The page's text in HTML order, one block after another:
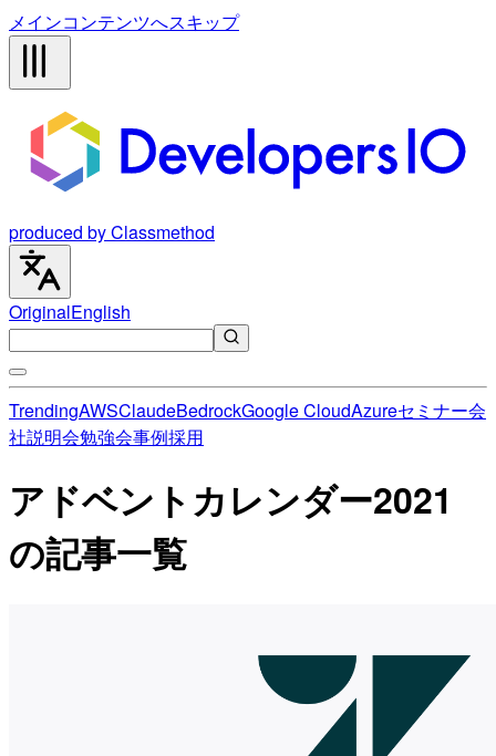
メインコンテンツへスキップ
produced by Classmethod
OriginalEnglish
TrendingAWSClaudeBedrockGoogle CloudAzureセミナー会
社説明会勉強会事例採用
アドベントカレンダー2021
の記事一覧